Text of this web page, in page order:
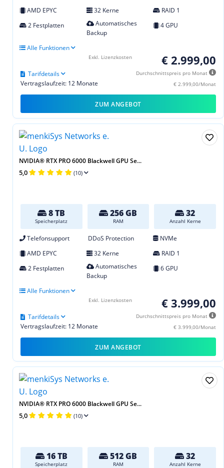
AMD EPYC
32 Kerne
RAID 1
2 Festplatten
Automatisches
Backup
4 GPU
Alle Funktionen
€ 2.999,00
Durchschnittspreis pro Monat
€ 2.999,00/Monat
Vertragslaufzeit: 12 Monate
Tarifdetails
Exkl. Lizenzkosten
ZUM ANGEBOT
NVIDIA® RTX PRO 6000 Blackwell GPU Se...
5,0 (10)
8 TB
Speicherplatz
256 GB
RAM
32
Anzahl Kerne
Telefonsupport DDoS Protection
NVMe
AMD EPYC
32 Kerne
RAID 1
2 Festplatten
Automatisches
Backup
6 GPU
Alle Funktionen
€ 3.999,00
Durchschnittspreis pro Monat
€ 3.999,00/Monat
Vertragslaufzeit: 12 Monate
Tarifdetails
Exkl. Lizenzkosten
ZUM ANGEBOT
NVIDIA® RTX PRO 6000 Blackwell GPU Se...
5,0 (10)
16 TB
Speicherplatz
512 GB
RAM
32
Anzahl Kerne